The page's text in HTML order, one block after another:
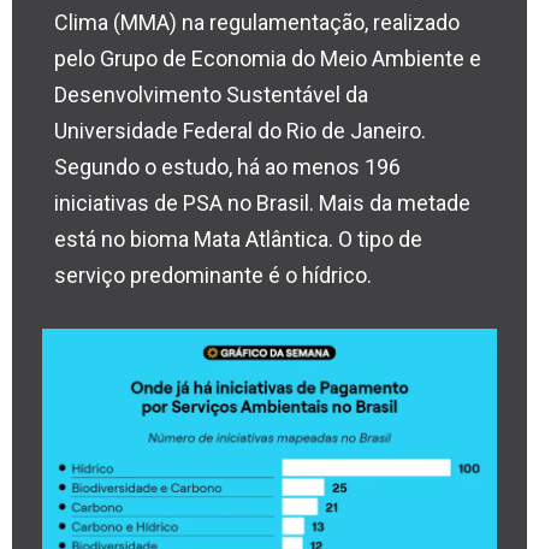
Clima (MMA) na regulamentação, realizado
pelo Grupo de Economia do Meio Ambiente e
Desenvolvimento Sustentável da
Universidade Federal do Rio de Janeiro.
Segundo o estudo, há ao menos 196
iniciativas de PSA no Brasil. Mais da metade
está no bioma Mata Atlântica. O tipo de
serviço predominante é o hídrico.